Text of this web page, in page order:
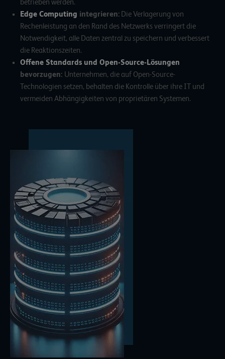
betrieben werden.
Edge Computing integrieren: Die Verlagerung von
Rechenleistung an den Rand des Netzwerks verringert die
Notwendigkeit, alle Daten zentral zu speichern und verbessert
die Reaktionszeiten.
Offene Standards und Open-Source-Lösungen
bevorzugen: Unternehmen, die auf Open-Source-
Technologien setzen, behalten die Kontrolle über ihre IT und
vermeiden Abhängigkeiten von proprietären Systemen.